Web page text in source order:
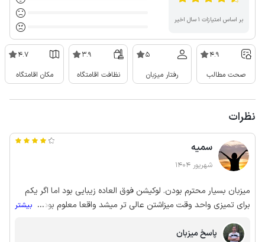
بر اساس امتیازات ۱ سال اخیر
4.9
صحت مطالب
5
رفتار میزبان
3.9
نظافت اقامتگاه
4.7
مکان اقامتگاه
نظرات
سمیه
شهریور 1404
میزبان بسیار محترم بودن. لوکیشن فوق العاده زیبایی بود اما اگر یکم
برای تمیزی واحد وقت میزاشتن عالی تر میشد واقعا معلوم بود مدت
یکسری کارهای کوچیک میشد اقامتگاه خیلی خیلی بهتر بشه . در کل اگر
... بیشتر
پاسخ میزبان